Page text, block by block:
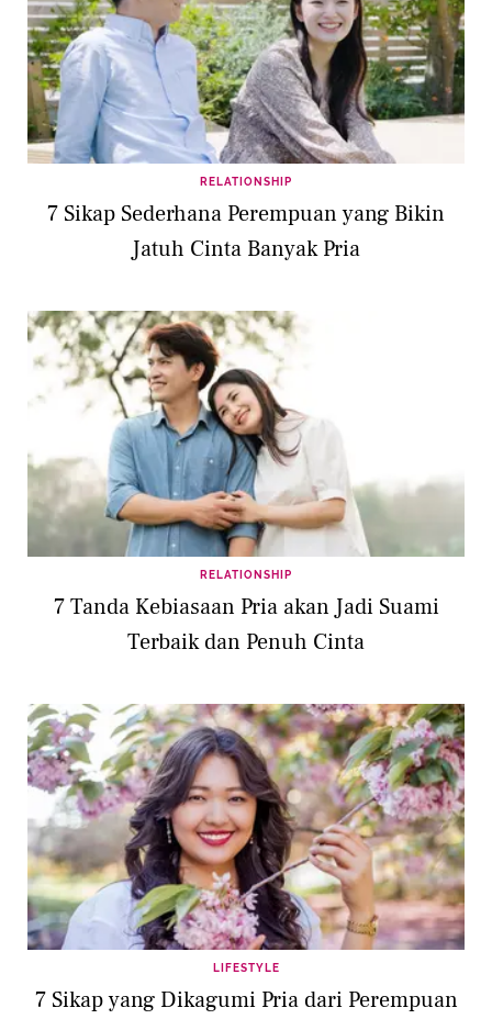
RELATIONSHIP
7 Sikap Sederhana Perempuan yang Bikin
Jatuh Cinta Banyak Pria
RELATIONSHIP
7 Tanda Kebiasaan Pria akan Jadi Suami
Terbaik dan Penuh Cinta
LIFESTYLE
7 Sikap yang Dikagumi Pria dari Perempuan